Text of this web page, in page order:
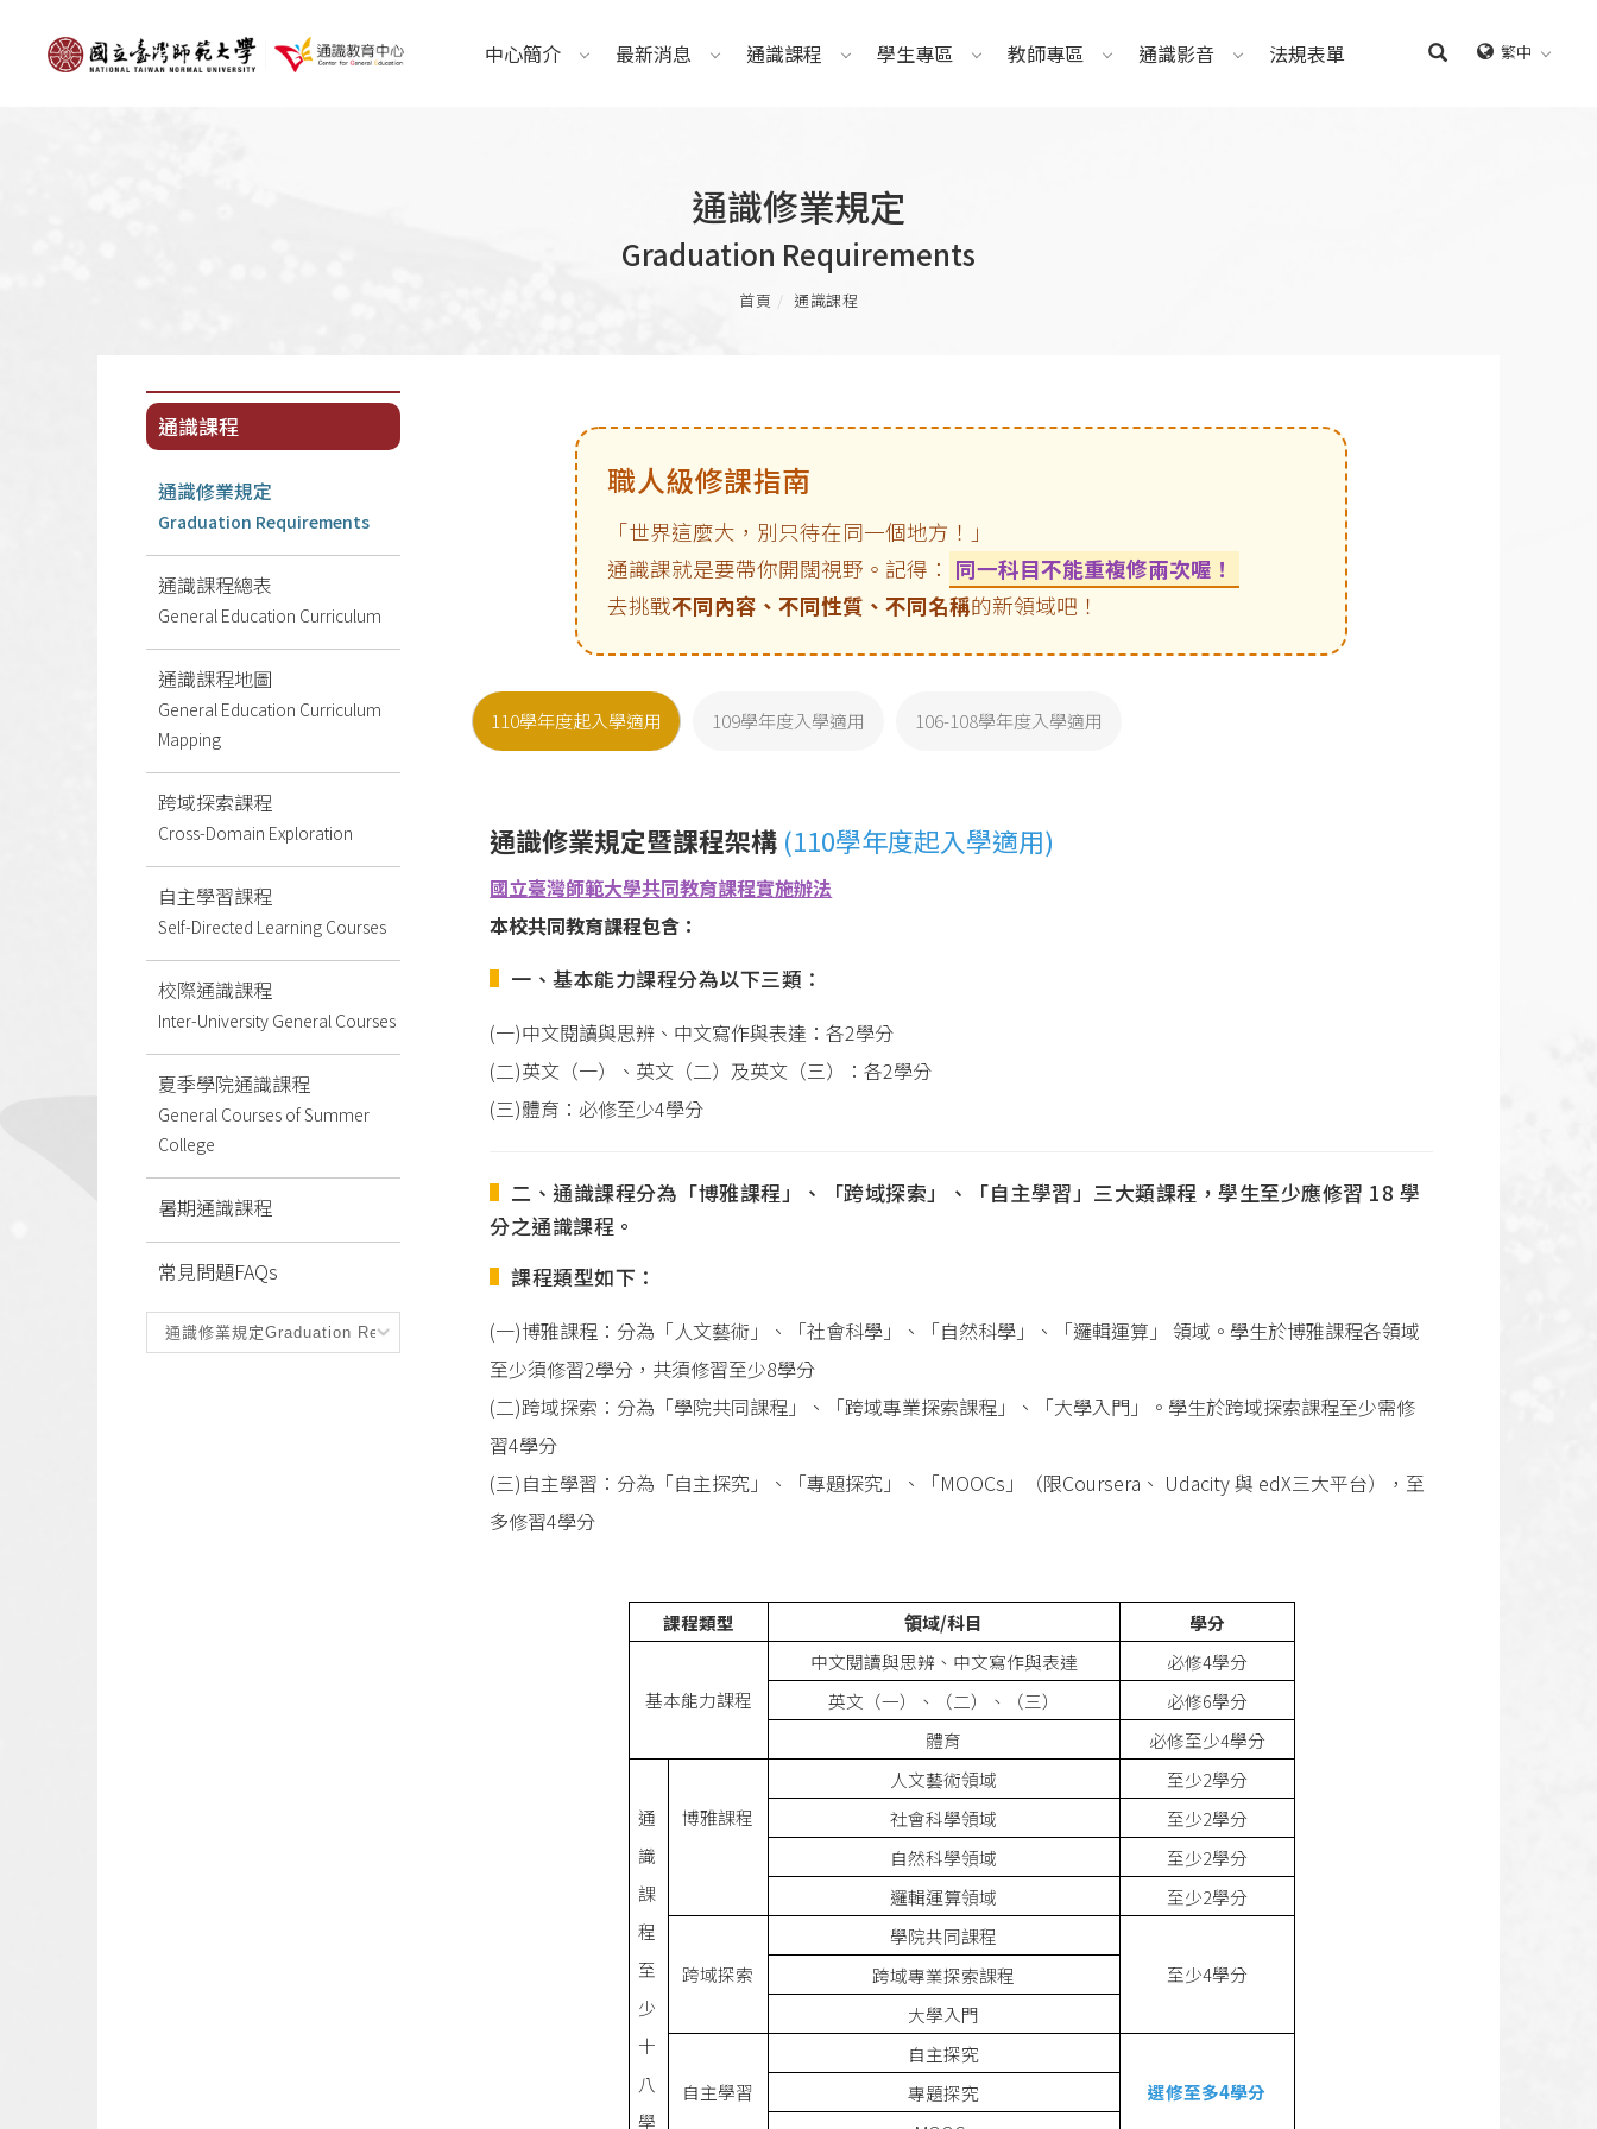
中心簡介 最新消息 通識課程 學生專區 教師專區 通識影音 法規表單 繁中
通識修業規定
Graduation Requirements
首頁 通識課程
通識課程
通識修業規定
Graduation Requirements
通識課程總表
General Education Curriculum
通識課程地圖
General Education Curriculum
Mapping
跨域探索課程
Cross-Domain Exploration
自主學習課程
Self-Directed Learning Courses
校際通識課程
Inter-University General Courses
夏季學院通識課程
General Courses of Summer
College
暑期通識課程
常見問題FAQs
職人級修課指南
「世界這麼大，別只待在同一個地方！」
通識課就是要帶你開闊視野。記得： 同一科目不能重複修兩次喔！
去挑戰不同內容、不同性質、不同名稱的新領域吧！
110學年度起入學適用 109學年度入學適用 106-108學年度入學適用
通識修業規定暨課程架構 (110學年度起入學適用)
國立臺灣師範大學共同教育課程實施辦法
本校共同教育課程包含：
一、基本能力課程分為以下三類：
(一)中文閱讀與思辨、中文寫作與表達：各2學分
(二)英文（一）、英文（二）及英文（三）：各2學分
(三)體育：必修至少4學分
二、通識課程分為「博雅課程」、「跨域探索」、「自主學習」三大類課程，學生至少應修習 18 學
分之通識課程。
課程類型如下：
(一)博雅課程：分為「人文藝術」、「社會科學」、「自然科學」、「邏輯運算」 領域。學生於博雅課程各領域
至少須修習2學分，共須修習至少8學分
(二)跨域探索：分為「學院共同課程」、「跨域專業探索課程」、「大學入門」。學生於跨域探索課程至少需修
習4學分
(三)自主學習：分為「自主探究」、「專題探究」、「MOOCs」（限Coursera、 Udacity 與 edX三大平台），至
多修習4學分
課程類型 領域/科目 學分
基本能力課程
中文閱讀與思辨、中文寫作與表達
必修4學分
英文（一）、（二）、（三）
必修6學分
體育
必修至少4學分
通
識
課
程
至
少
十
八
學
博雅課程
人文藝術領域
至少2學分
社會科學領域
至少2學分
自然科學領域
至少2學分
邏輯運算領域
至少2學分
跨域探索
學院共同課程
至少4學分
跨域專業探索課程
大學入門
自主學習
自主探究
選修至多4學分
專題探究